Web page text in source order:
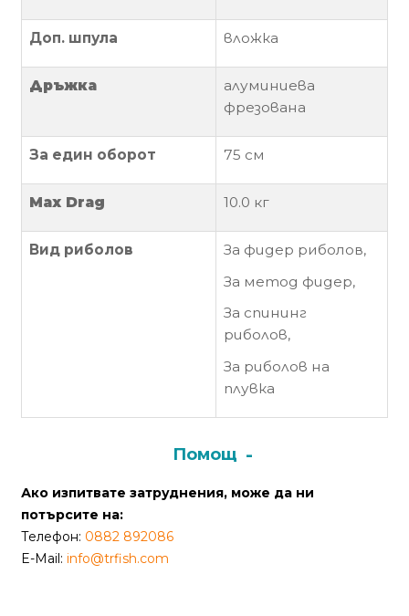
Всички
Интернет
Дизайн
от
Weberest
Доп. шпула вложка
Дръжка
алуминиева
фрезована
За един оборот 75 см
Max Drag 10.0 кг
Вид риболов За фидер риболов,
За метод фидер,
За спининг
риболов,
За риболов на
плувка
Помощ
Ако изпитвате затруднения, може да ни
потърсите на:
Телефон: 0882 892086
E-Mail: info@trfish.com